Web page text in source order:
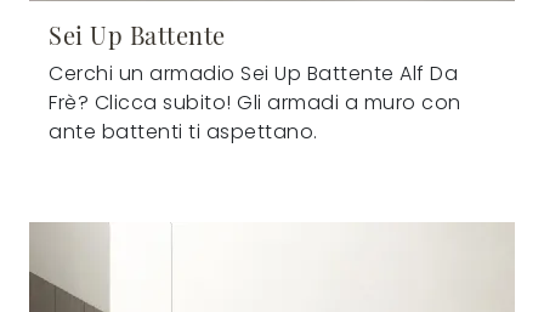
Sei Up Battente
Cerchi un armadio Sei Up Battente Alf Da
Frè? Clicca subito! Gli armadi a muro con
ante battenti ti aspettano.